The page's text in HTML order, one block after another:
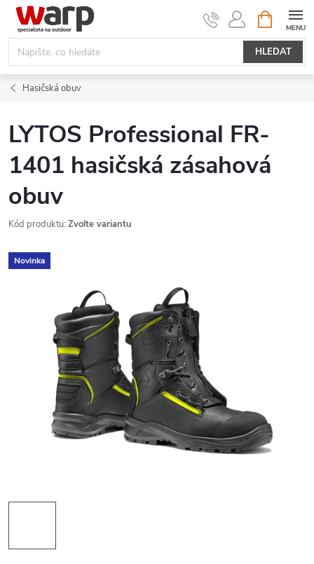
Přejít
obsah
HLEDAT
NÁKUPNÍ
KOŠÍK
Hasičská obuv
LYTOS Professional FR-
1401 hasičská zásahová
obuv
Kód produktu: Zvolte variantu
Novinka